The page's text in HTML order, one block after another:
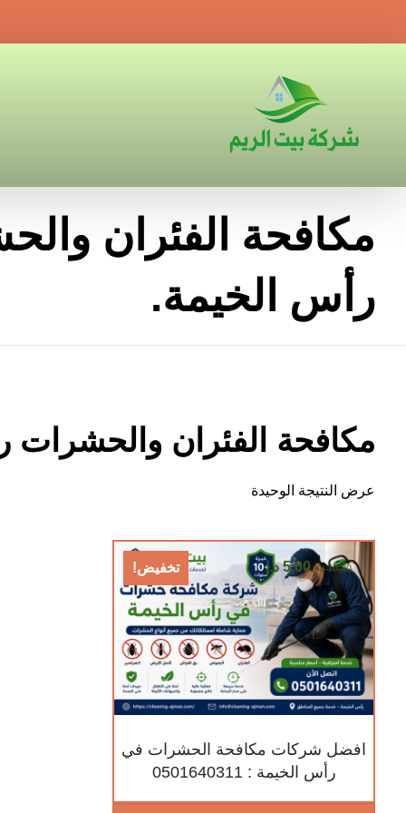
مكافحة الفئران
رأس الخيمة.
مكافحة الفئران والحشرات
عرض النتيجة الوحيدة
تخفيض!
افضل شركات مكافحة الحشرات في
رأس الخيمة : 0501640311
10,00 د.إ 5,00 د.إ